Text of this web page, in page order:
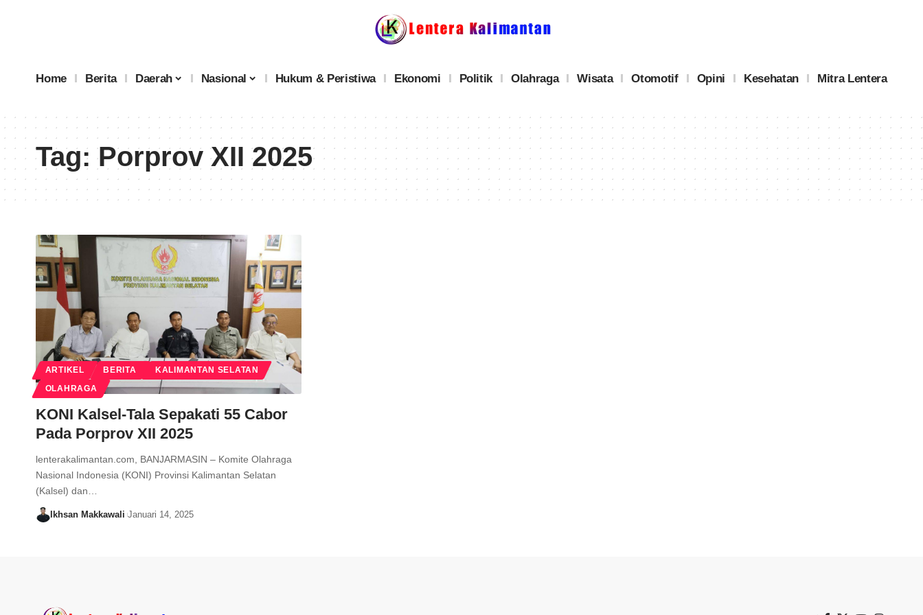
Home Berita Daerah Nasional Hukum & Peristiwa Ekonomi Politik Olahraga Wisata Otomotif Opini Kesehatan Mitra Lentera
Tag:Porprov XII 2025
ARTIKEL BERITA KALIMANTAN SELATAN
OLAHRAGA
KONI Kalsel-Tala Sepakati 55 Cabor
Pada Porprov XII 2025
lenterakalimantan.com, BANJARMASIN – Komite Olahraga
Nasional Indonesia (KONI) Provinsi Kalimantan Selatan
(Kalsel) dan…
Ikhsan Makkawali Januari 14, 2025